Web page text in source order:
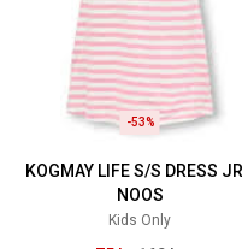
-53%
KOGMAY LIFE S/S DRESS
NOOS
Kids Only